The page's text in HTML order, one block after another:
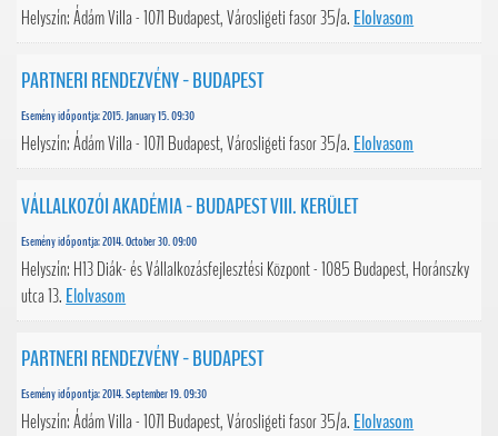
Helyszín: Ádám Villa - 1071 Budapest, Városligeti fasor 35/a. Elolvasom
PARTNERI RENDEZVÉNY - BUDAPEST
Esemény időpontja: 2015. January 15. 09:30
Helyszín: Ádám Villa - 1071 Budapest, Városligeti fasor 35/a. Elolvasom
VÁLLALKOZÓI AKADÉMIA - BUDAPEST VIII. KERÜLET
Esemény időpontja: 2014. October 30. 09:00
Helyszín: H13 Diák- és Vállalkozásfejlesztési Központ - 1085 Budapest, Horánszky
utca 13. Elolvasom
PARTNERI RENDEZVÉNY - BUDAPEST
Esemény időpontja: 2014. September 19. 09:30
Helyszín: Ádám Villa - 1071 Budapest, Városligeti fasor 35/a. Elolvasom